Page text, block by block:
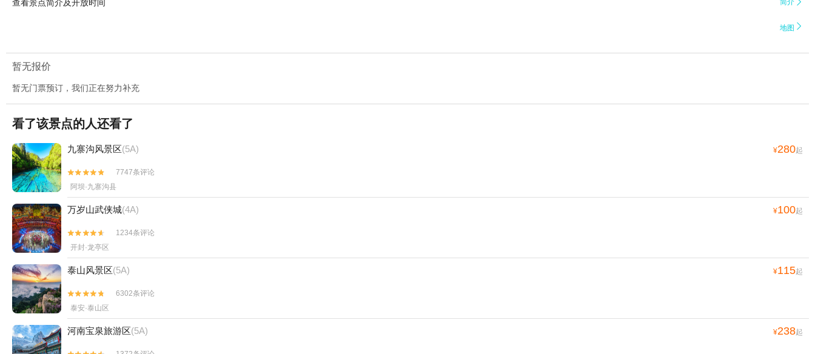
查看景点简介及开放时间 简介 
地图 
暂无报价
暂无门票预订，我们正在努力补充
看了该景点的人还看了
九寨沟风景区(5A) ¥280起


7747条评论
阿坝·九寨沟县
万岁山武侠城(4A) ¥100起


1234条评论
开封·龙亭区
泰山风景区(5A) ¥115起


6302条评论
泰安·泰山区
河南宝泉旅游区(5A) ¥238起